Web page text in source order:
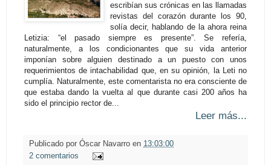
escribían sus crónicas en las llamadas
revistas del corazón durante los 90,
solía decir, hablando de la ahora reina
Letizia: “el pasado siempre es presente”. Se refería,
naturalmente, a los condicionantes que su vida anterior
imponían sobre alguien destinado a un puesto con unos
requerimientos de intachabilidad que, en su opinión, la Leti no
cumplía. Naturalmente, este comentarista no era consciente de
que estaba dando la vuelta al que durante casi 200 años ha
sido el principio rector de...
Leer más...
Publicado por Óscar Navarro en 13:03:00
2 comentarios